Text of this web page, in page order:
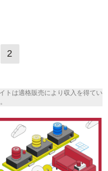
2
トは適格販売により収入を得てい